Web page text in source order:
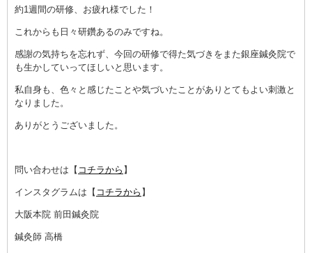
約1週間の研修、お疲れ様でした！
これからも日々研鑽あるのみですね。
感謝の気持ちを忘れず、 今回の研修で得た気づきをまた銀座鍼灸院で
も生かしていってほしいと思います。
私自身も、色々と感じたことや気づいたことがありとてもよい刺激と
なりました。
ありがとうございました。
問い合わせは【 コチラから 】
インスタグラムは【 コチラから 】
大阪本院 前田鍼灸院
鍼灸師 高橋